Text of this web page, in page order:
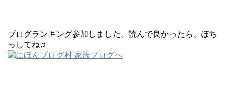
ブログランキング参加しました。読んで良かったら、ぽち
っしてね♫